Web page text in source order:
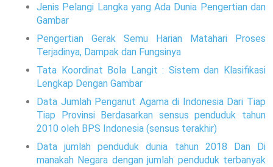
Jenis Pelangi Langka yang Ada Dunia Pengertian dan
Gambar
Pengertian Gerak Semu Harian Matahari Proses
Terjadinya, Dampak dan Fungsinya
Tata Koordinat Bola Langit : Sistem dan Klasifikasi
Lengkap Dengan Gambar
Data Jumlah Penganut Agama di Indonesia Dari Tiap
Tiap Provinsi Berdasarkan sensus penduduk tahun
2010 oleh BPS Indonesia (sensus terakhir)
Data jumlah penduduk dunia tahun 2018 Dan Di
manakah Negara dengan jumlah penduduk terbanyak